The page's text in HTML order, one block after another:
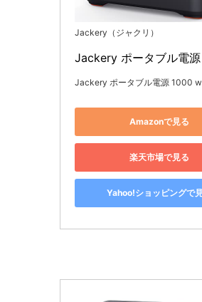
Jackery（ジャクリ）
Jackery ポータブル電
Jackery ポータブル電源 1000
Amazonで見る
楽天市場で見る
Yahoo!ショッピングで